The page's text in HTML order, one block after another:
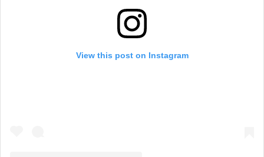
View this post on Instagram